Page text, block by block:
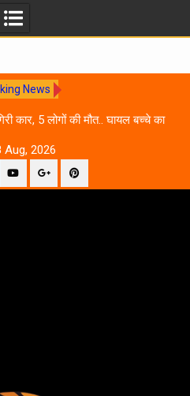
News
कार, 5 लोगों की मौत.. घायल बच्चे का
Aug, 2026